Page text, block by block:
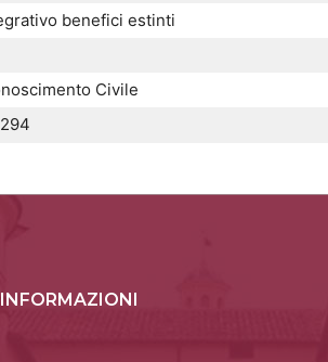
benefici estinti
Civile
INFORMAZIONI